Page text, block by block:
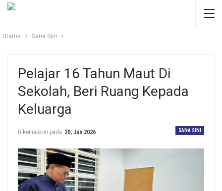
Utama Sana Sini
Pelajar 16 Tahun Maut Di
Sekolah, Beri Ruang Kepada
Keluarga
SANA SINI
Dikemaskini pada 20, Jun 2026